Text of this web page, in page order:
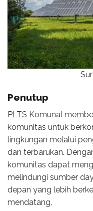
Penutup
PLTS Komunal
komunitas untuk
lingkungan melalui
dan terbarukan.
komunitas dapat
melindungi sumber
depan yang lebih
mendatang.